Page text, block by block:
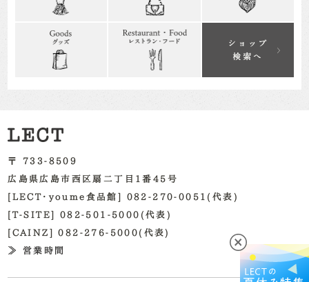
〒 733-8509
広島県広島市西区扇二丁目1番45号
[LECT・youme食品館] 082-270-0051(代表)
[T-SITE] 082-501-5000(代表)
[CAINZ] 082-276-5000(代表)
≫ 営業時間